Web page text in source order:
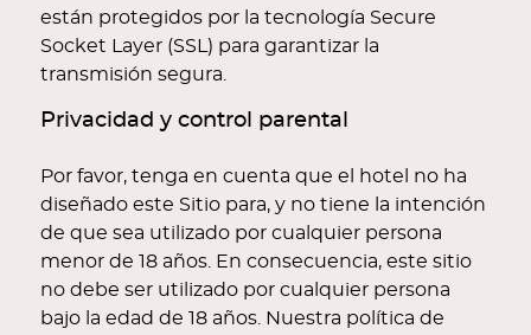
están protegidos por la tecnología Secure
Socket Layer (SSL) para garantizar la
transmisión segura.
Privacidad y control parental
Por favor, tenga en cuenta que el hotel no ha
diseñado este Sitio para, y no tiene la intención
de que sea utilizado por cualquier persona
menor de 18 años. En consecuencia, este sitio
no debe ser utilizado por cualquier persona
bajo la edad de 18 años. Nuestra política de